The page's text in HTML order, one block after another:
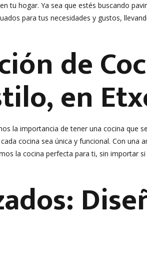
tu hogar. Ya sea que estés buscando
para tus necesidades y gustos,
de
en
la importancia de tener una cocina que
cocina sea única y funcional. Con
la cocina perfecta para ti, sin importar